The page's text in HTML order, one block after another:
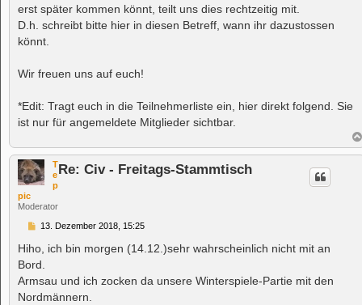
erst später kommen könnt, teilt uns dies rechtzeitig mit.
D.h. schreibt bitte hier in diesen Betreff, wann ihr dazustossen
könnt.
Wir freuen uns auf euch!
*Edit: Tragt euch in die Teilnehmerliste ein, hier direkt folgend. Sie
ist nur für angemeldete Mitglieder sichtbar.
T
e
p
pic
Moderator
Re: Civ - Freitags-Stammtisch
B
i
r
a
g
13. Dezember 2018, 15:25
Hiho, ich bin morgen (14.12.)sehr wahrscheinlich nicht mit an
Bord.
Armsau und ich zocken da unsere Winterspiele-Partie mit den
Nordmännern.